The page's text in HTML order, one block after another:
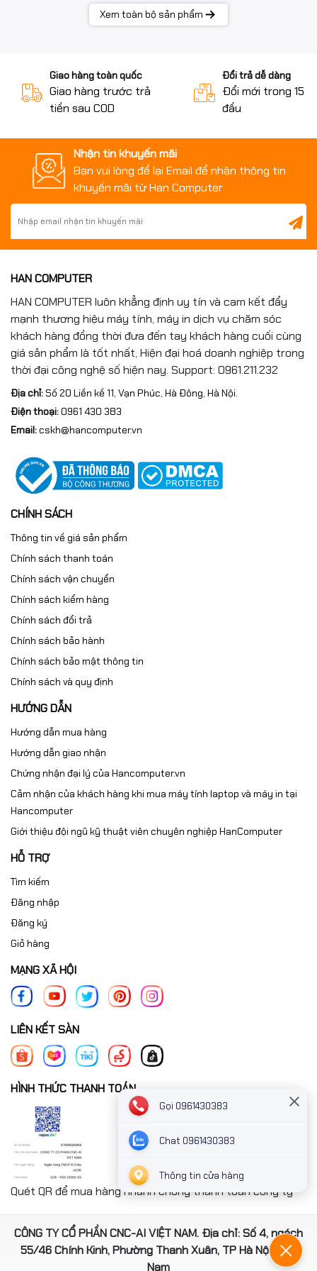
Xem toàn bộ sản phẩm
Giao hàng toàn quốc
Giao hàng trước trả
tiền sau COD
Đổi trả dễ dàng
Đổi mới trong 15
đầu
Nhận tin khuyến mãi
Bạn vui lòng để lại Email để nhận thông tin
khuyến mãi từ Han Computer
HAN COMPUTER
HAN COMPUTER luôn khẳng định uy tín và cam kết đẩy
mạnh thương hiệu máy tính, máy in dịch vụ chăm sóc
khách hàng đồng thời đưa đến tay khách hàng cuối cùng
giá sản phẩm là tốt nhất, Hiện đại hoá doanh nghiệp trong
thời đại công nghệ số hiện nay. Support: 0961.211.232
Địa chỉ:Số 20 Liền kề 11, Vạn Phúc, Hà Đông, Hà Nội.
Điện thoại:0961 430 383
Email:cskh@hancomputer.vn
CHÍNH SÁCH
Thông tin về giá sản phẩm
Chính sách thanh toán
Chính sách vận chuyển
Chính sách kiểm hàng
Chính sách đổi trả
Chính sách bảo hành
Chính sách bảo mật thông tin
Chính sách và quy định
HƯỚNG DẪN
Hướng dẫn mua hàng
Hướng dẫn giao nhận
Chứng nhận đại lý của Hancomputer.vn
Cảm nhận của khách hàng khi mua máy tính laptop và máy in tại
Hancomputer
Giới thiệu đội ngũ kỹ thuật viên chuyên nghiệp HanComputer
HỖ TRỢ
Tìm kiếm
Đăng nhập
Đăng ký
Giỏ hàng
MẠNG XÃ HỘI
LIÊN KẾT SÀN
HÌNH THỨC THANH TOÁN
Quét QR để mua hàng nhanh chóng thanh toán công ty
CÔNG TY CỔ PHẦN CNC-AI VIỆT NAM. Địa chỉ: Số 4, ngách
55/46 Chính Kinh, Phường Thanh Xuân, TP Hà Nội, Việt
Nam
Gọi 0961430383
Chat 0961430383
Thông tin cửa hàng